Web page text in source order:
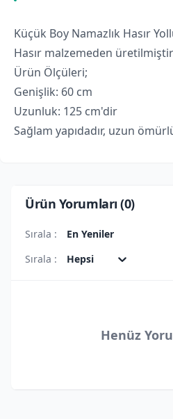
Küçük Boy Namazlık Hasır
Hasır malzemeden üretilmiştir
Ürün Ölçüleri;
Genişlik: 60 cm
Uzunluk: 125 cm'dir
Sağlam yapıdadır, uzun
Ürün Yorumları (0)
Sırala :
En Yeniler
Sırala :
Hepsi
Henüz